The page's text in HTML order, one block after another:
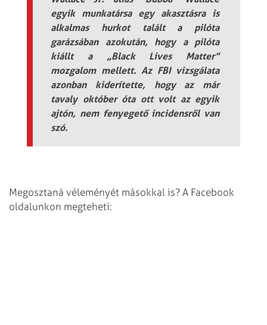
egyik munkatársa egy akasztásra is
alkalmas hurkot talált a pilóta
garázsában azokután, hogy a pilóta
kiállt a „Black Lives Matter”
mozgalom mellett. Az FBI vizsgálata
azonban kiderítette, hogy az már
tavaly október óta ott volt az egyik
ajtón, nem fenyegető incidensről van
szó.
Megosztaná véleményét másokkal is? A Facebook
oldalunkon megteheti: